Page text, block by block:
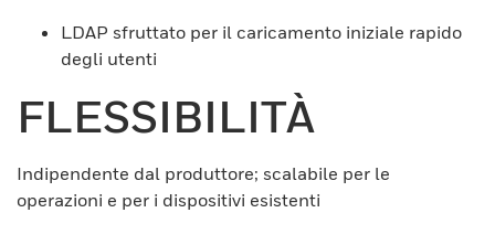
LDAP sfruttato per il caricamento iniziale rapido
degli utenti
FLESSIBILITÀ
Indipendente dal produttore; scalabile per le
operazioni e per i dispositivi esistenti